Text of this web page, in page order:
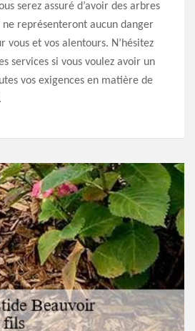
serez assuré d’avoir des arbres
représenteront aucun danger
vous et vos alentours. N’hésitez
services si vous voulez avoir un
vos exigences en matière de